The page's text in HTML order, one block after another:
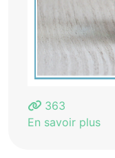
363
En savoir plus